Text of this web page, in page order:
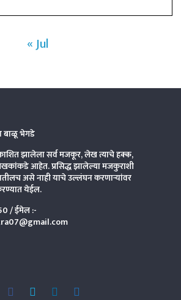
« Jul
बाळू भेगडे
झालेला सर्व मजकूर, लेख त्याचे हक्क,
आहेत. प्रसिद्ध झालेल्या मजकुराशी
असे नाही याचे उल्लंघन करणाऱ्यांवर
येईल.
/ ईमेल :-